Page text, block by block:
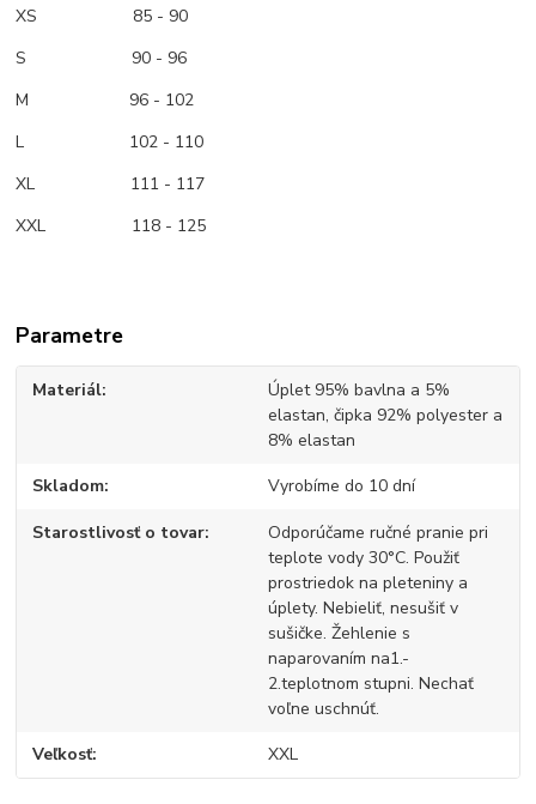
XS
85 - 90
S 90 - 96
M
96 - 102
L 102 - 110
XL 111 - 117
XXL 118 - 125
Parametre
Materiál
Úplet 95% bavlna a 5%
elastan, čipka 92% polyester a
8% elastan
Skladom Vyrobíme do 10 dní
Starostlivosť o tovar
Odporúčame ručné pranie pri
teplote vody 30°C. Použiť
prostriedok na pleteniny a
úplety. Nebieliť, nesušiť v
sušičke. Žehlenie s
naparovaním na1.-
2.teplotnom stupni. Nechať
voľne uschnúť.
Veľkosť XXL